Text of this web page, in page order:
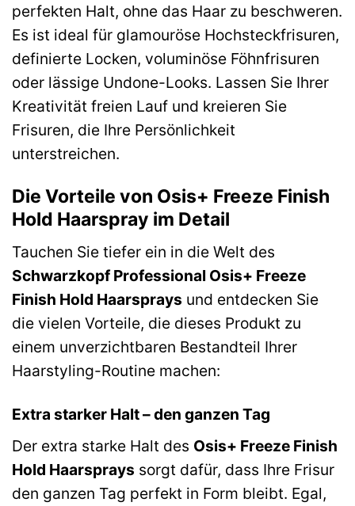
perfekten Halt, ohne das Haar zu beschweren.
Es ist ideal für glamouröse Hochsteckfrisuren,
definierte Locken, voluminöse Föhnfrisuren
oder lässige Undone-Looks. Lassen Sie Ihrer
Kreativität freien Lauf und kreieren Sie
Frisuren, die Ihre Persönlichkeit
unterstreichen.
Die Vorteile von Osis+ Freeze Finish
Hold Haarspray im Detail
Tauchen Sie tiefer ein in die Welt des
Schwarzkopf Professional Osis+ Freeze
Finish Hold Haarsprays und entdecken Sie
die vielen Vorteile, die dieses Produkt zu
einem unverzichtbaren Bestandteil Ihrer
Haarstyling-Routine machen:
Extra starker Halt – den ganzen Tag
Der extra starke Halt des Osis+ Freeze Finish
Hold Haarsprays sorgt dafür, dass Ihre Frisur
den ganzen Tag perfekt in Form bleibt. Egal,